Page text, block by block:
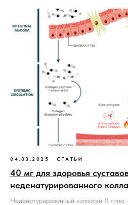
04.03.2025 СТАТЬИ
40 мг для здоровья
неденатурированного
Неденатурированный коллаген II